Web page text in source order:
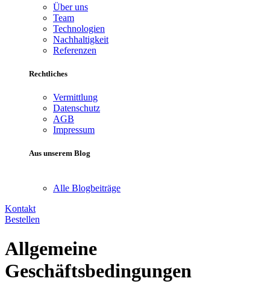
Über uns
Team
Technologien
Nachhaltigkeit
Referenzen
Rechtliches
Vermittlung
Datenschutz
AGB
Impressum
Aus unserem Blog
Alle Blogbeiträge
Kontakt
Bestellen
Allgemeine
Geschäftsbedingungen